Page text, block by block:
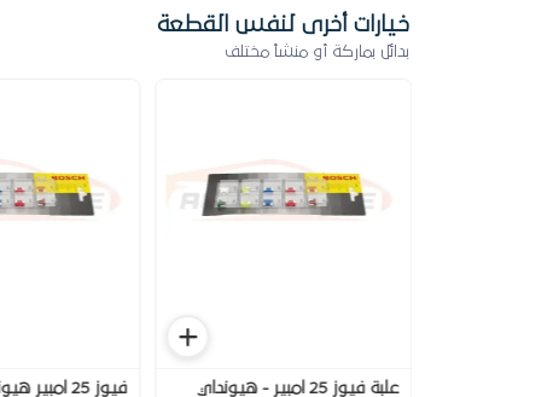
خيارات أخرى لنفس القطعة
بدائل بماركة أو منشأ مختلف
علبة فيوز 25 امبير - هيونداي
فيوز 25 امبير هيونداي كريتا